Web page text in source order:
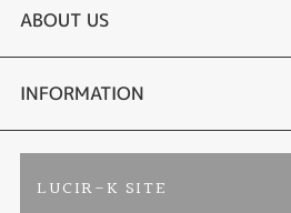
結婚指輪
セットリング
エタニティリング
商品一覧
ブランドリスト
トピックス
ABOUT US
店舗情報・会社概要
INFORMATION
LUCIR-K SITE